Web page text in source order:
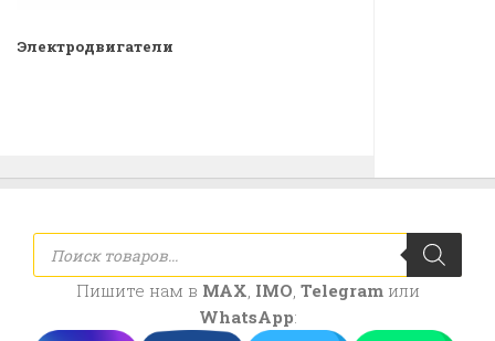
Электродвигатели
Поиск
товаров
Пишите нам в MAX, IMO, Telegramили
WhatsApp: